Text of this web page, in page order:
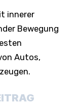
innerer
Bewegung
Autos,